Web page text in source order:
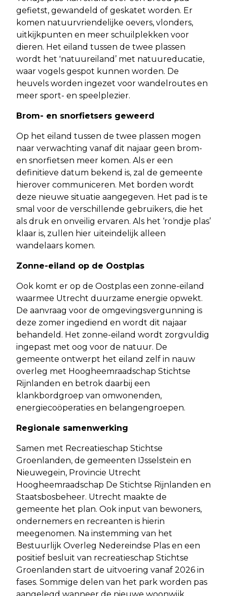
gefietst, gewandeld of geskatet worden. Er
komen natuurvriendelijke oevers, vlonders,
uitkijkpunten en meer schuilplekken voor
dieren. Het eiland tussen de twee plassen
wordt het 'natuureiland’ met natuureducatie,
waar vogels gespot kunnen worden. De
heuvels worden ingezet voor wandelroutes en
meer sport- en speelplezier.
Brom- en snorfietsers geweerd
Op het eiland tussen de twee plassen mogen
naar verwachting vanaf dit najaar geen brom-
en snorfietsen meer komen. Als er een
definitieve datum bekend is, zal de gemeente
hierover communiceren. Met borden wordt
deze nieuwe situatie aangegeven. Het pad is te
smal voor de verschillende gebruikers, die het
als druk en onveilig ervaren. Als het ‘rondje plas’
klaar is, zullen hier uiteindelijk alleen
wandelaars komen.
Zonne-eiland op de Oostplas
Ook komt er op de Oostplas een zonne-eiland
waarmee Utrecht duurzame energie opwekt.
De aanvraag voor de omgevingsvergunning is
deze zomer ingediend en wordt dit najaar
behandeld. Het zonne-eiland wordt zorgvuldig
ingepast met oog voor de natuur. De
gemeente ontwerpt het eiland zelf in nauw
overleg met Hoogheemraadschap Stichtse
Rijnlanden en betrok daarbij een
klankbordgroep van omwonenden,
energiecoöperaties en belangengroepen.
Regionale samenwerking
Samen met Recreatieschap Stichtse
Groenlanden, de gemeenten IJsselstein en
Nieuwegein, Provincie Utrecht
Hoogheemraadschap De Stichtse Rijnlanden en
Staatsbosbeheer. Utrecht maakte de
gemeente het plan. Ook input van bewoners,
ondernemers en recreanten is hierin
meegenomen. Na instemming van het
Bestuurlijk Overleg Nedereindse Plas en een
positief besluit van recreatieschap Stichtse
Groenlanden start de uitvoering vanaf 2026 in
fases. Sommige delen van het park worden pas